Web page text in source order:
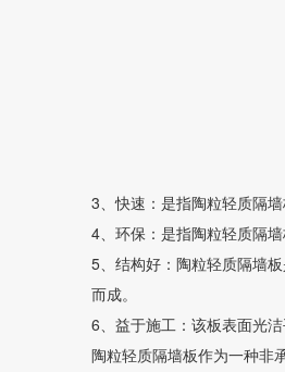
3、快速：是指陶粒轻质隔
4、环保：是指陶粒轻质隔
5、结构好：陶粒轻质隔墙
而成。
6、益于施工：该板表面光
陶粒轻质隔墙板作为一种非